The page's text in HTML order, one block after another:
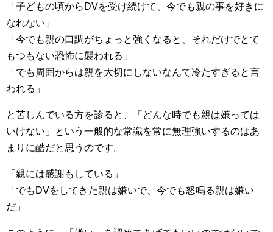
「子どもの頃からDVを受け続けて、今でも親の事を好きに
なれない」
「今でも親の口調がちょっと強くなると、それだけでとて
もつもない恐怖に襲われる」
「でも周囲からは親を大切にしないなんて冷たすぎると言
われる」
と苦しんでいる方を診ると、「どんな時でも親は嫌っては
いけない」という一般的な常識を常に無理強いするのはあ
まりに酷だと思うのです。
「親には感謝もしている」
「でもDVをしてきた親は嫌いで、今でも怒鳴る親は嫌い
だ」